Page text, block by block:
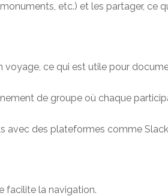
etc.) et les partager, ce
voyage, ce qui est utile pour
de groupe où chaque
avec des plateformes comme
facilite la navigation.